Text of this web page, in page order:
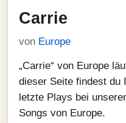
Carrie
von Europe
„Carrie“ von Europe
dieser Seite findest du
letzte Plays bei
Songs von Europe.